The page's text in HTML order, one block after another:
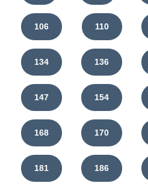
106 110
134 136
147 154
168 170
181 186